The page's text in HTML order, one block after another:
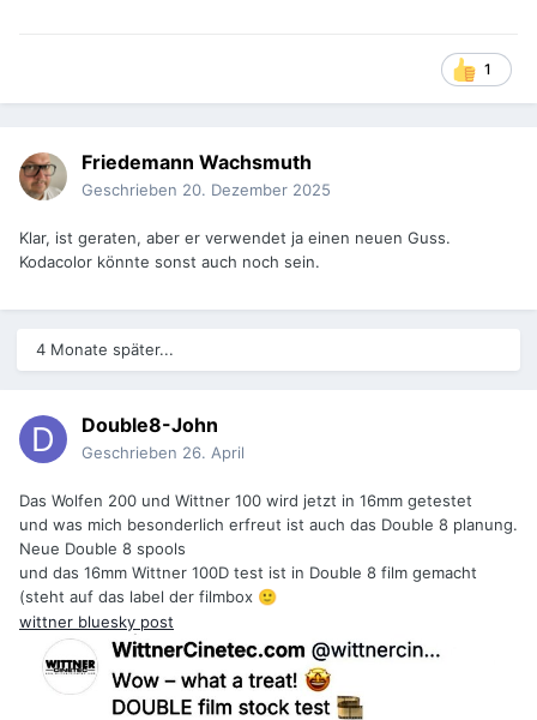
1
Friedemann Wachsmuth
Geschrieben 20. Dezember 2025
Klar, ist geraten, aber er verwendet ja einen neuen Guss.
Kodacolor könnte sonst auch noch sein.
4 Monate später...
Double8-John
Geschrieben 26. April
Das Wolfen 200 und Wittner 100 wird jetzt in 16mm getestet
und was mich besonderlich erfreut ist auch das Double 8 planung.
Neue Double 8 spools
und das 16mm Wittner 100D test ist in Double 8 film gemacht
(steht auf das label der filmbox 🙂
wittner bluesky post